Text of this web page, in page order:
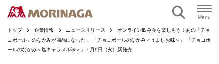
Menu
トップ 企業情報 ニュースリリース
オンライン飲み会を楽しもう！あの「チョ
コボール」のなかみが商品になった！ 「チョコボールのなかみ＜うましお味＞」 「チョコボ
ールのなかみ＜塩キャラメル味＞」 6月9日（火）新発売